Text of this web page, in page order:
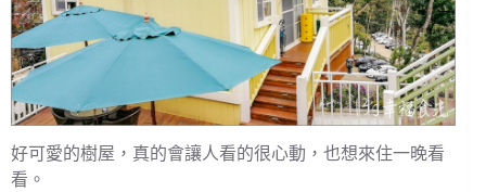
好可愛的樹屋，真的會讓人看的很心動，也想來住一晚看
看。